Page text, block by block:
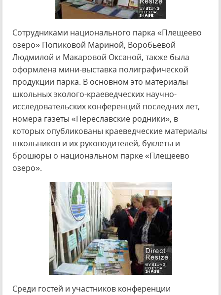
Сотрудниками национального парка «Плещеево
озеро» Попиковой Мариной, Воробьевой
Людмилой и Макаровой Оксаной, также была
оформлена мини-выставка полиграфической
продукции парка. В основном это материалы
школьных эколого-краеведческих научно-
исследовательских конференций последних лет,
номера газеты «Переславские родники», в
которых опубликованы краеведческие материалы
школьников и их руководителей, буклеты и
брошюры о национальном парке «Плещеево
озеро».
Среди гостей и участников конференции